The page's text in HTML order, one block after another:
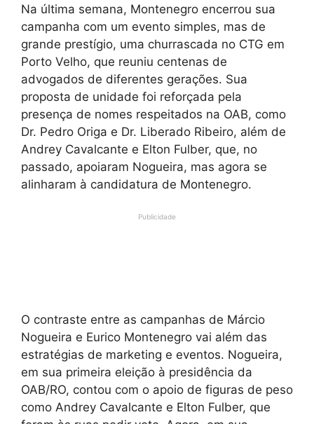
Na última semana, Montenegro encerrou sua
campanha com um evento simples, mas de
grande prestígio, uma churrascada no CTG em
Porto Velho, que reuniu centenas de
advogados de diferentes gerações. Sua
proposta de unidade foi reforçada pela
presença de nomes respeitados na OAB, como
Dr. Pedro Origa e Dr. Liberado Ribeiro, além de
Andrey Cavalcante e Elton Fulber, que, no
passado, apoiaram Nogueira, mas agora se
alinharam à candidatura de Montenegro.
Publicidade
O contraste entre as campanhas de Márcio
Nogueira e Eurico Montenegro vai além das
estratégias de marketing e eventos. Nogueira,
em sua primeira eleição à presidência da
OAB/RO, contou com o apoio de figuras de peso
como Andrey Cavalcante e Elton Fulber, que